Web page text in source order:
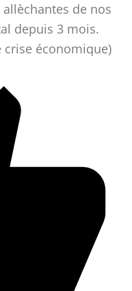
de nos
depuis 3 mois.
crise économique)